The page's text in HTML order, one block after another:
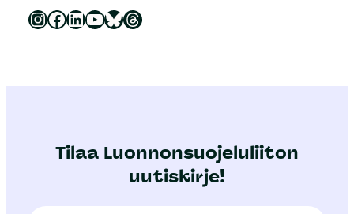
Luonnonsuojeluliitto Instagramissa Luonnonsuojeluliitto Facebookissa Luonnonsuojeluliitto LinkedInissä Luonnonsuojeluliiton YouTube-kanava Luonnonsuojeluliitto Blueskyssa Luonnonsuojeluliitto Threadsissa
Tilaa Luonnonsuojeluliiton
uutiskirje!